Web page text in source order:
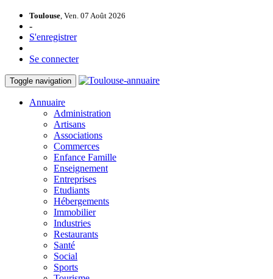
Toulouse, Ven. 07 Août 2026
-
S'enregistrer
Se connecter
Toggle navigation
Annuaire
Administration
Artisans
Associations
Commerces
Enfance Famille
Enseignement
Entreprises
Etudiants
Hébergements
Immobilier
Industries
Restaurants
Santé
Social
Sports